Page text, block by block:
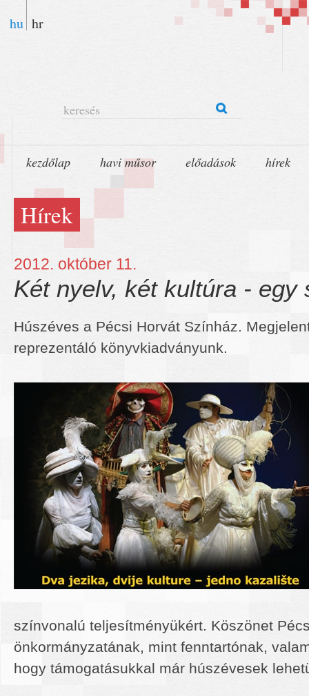
hu hr
keresés
kezdőlap havi műsor előadások hírek
Hírek
2012. október 11.
Két nyelv, két kultúra - egy
Húszéves a Pécsi Horvát Színház.
reprezentáló könyvkiadványunk.
színvonalú teljesítményükért. Köszönet
önkormányzatának, mint fenntartónak,
hogy támogatásukkal már húszévesek